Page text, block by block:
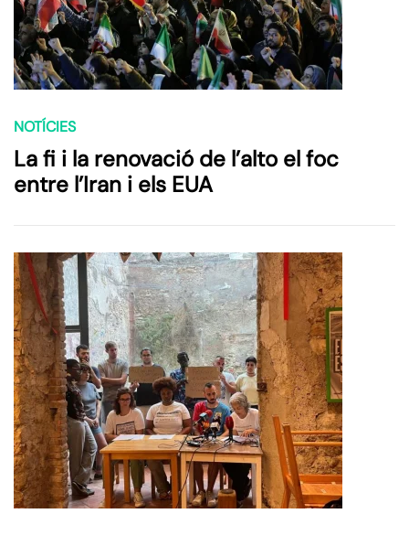
NOTÍCIES
La fi i la renovació de l’alto el foc
entre l’Iran i els EUA